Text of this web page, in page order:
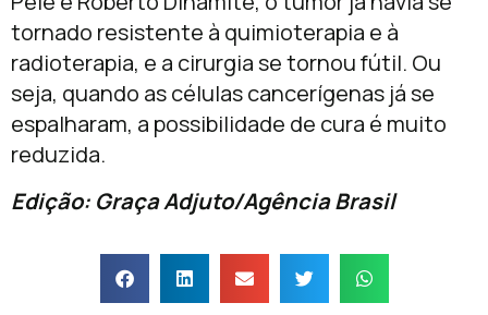
tornado resistente à quimioterapia e à
radioterapia, e a cirurgia se tornou fútil. Ou
seja, quando as células cancerígenas já se
espalharam, a possibilidade de cura é muito
reduzida.
Edição: Graça Adjuto/Agência Brasil